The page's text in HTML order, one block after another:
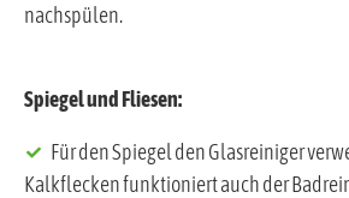
nachspülen.
Spiegel und Fliesen:
Für den Spiegel den Glasreiniger
Kalkflecken funktioniert auch der